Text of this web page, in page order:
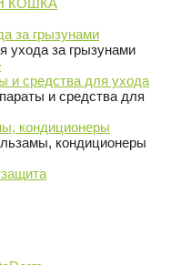
КОШКА
за грызунами
ухода за грызунами
и средства для ухода
и средства для
кондиционеры
кондиционеры